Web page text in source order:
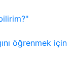
öğrenmek için